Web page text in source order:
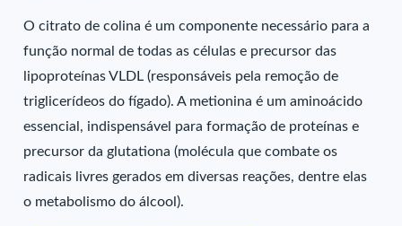
O citrato de colina é um componente necessário para a
função normal de todas as células e precursor das
lipoproteínas VLDL (responsáveis pela remoção de
triglicerídeos do fígado). A metionina é um aminoácido
essencial, indispensável para formação de proteínas e
precursor da glutationa (molécula que combate os
radicais livres gerados em diversas reações, dentre elas
o metabolismo do álcool).